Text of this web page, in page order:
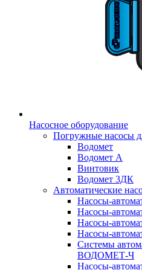
Насосное оборудование
Погружные насосы
Водомет
Водомет А
Винтовик
Водомет 3ДК
Автоматические
Насосы-
Насосы-
Насосы-
Насосы-
Системы
ВОДОМЕТ-Ч
Насосы-